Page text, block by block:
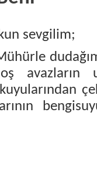
sevgilim;
avazların